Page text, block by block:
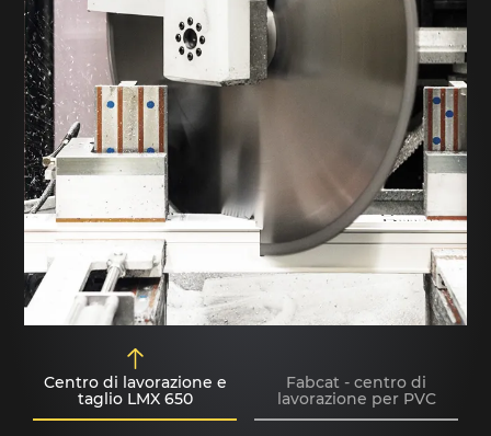
Centro di lavorazione e
taglio LMX 650
Fabcat - centro di
lavorazione per PVC